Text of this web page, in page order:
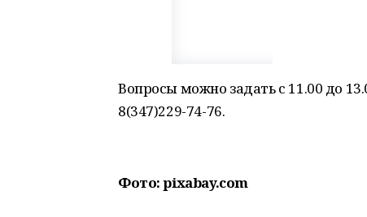
Вопросы можно задать с 11.00 до
8(347)229-74-76.
Фото: pixabay.com